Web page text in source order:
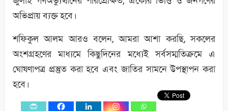
অভিপ্রায় ব্যক্ত হবে।
শফিকুল আলম আরও বলেন, আমরা আশা করছি, সকলের
অংশগ্রহণের মাধ্যমে কিছুদিনের মধ্যেই সর্বসম্মতিক্রমে এ
ঘোষণাপত্র প্রস্তুত করা হবে এবং জাতির সামনে উপস্থাপন করা
হবে।